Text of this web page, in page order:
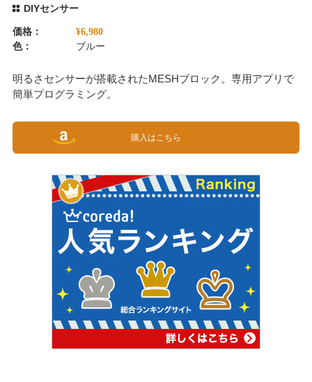
DIYセンサー
価格： ¥6,980
色： ブルー
明るさセンサーが搭載されたMESHブロック。専用アプリで
簡単プログラミング。
購入はこちら